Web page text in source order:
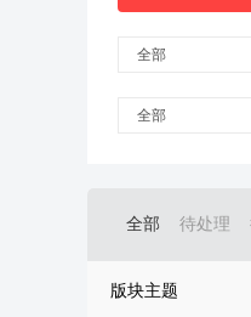
全部
全部
全部 待处理
版块主题